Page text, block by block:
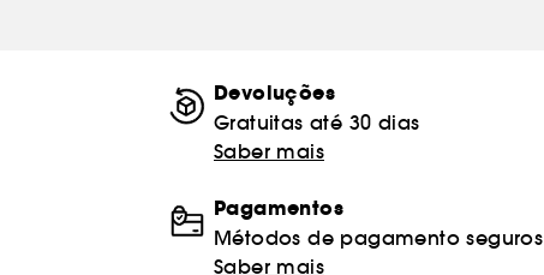
Devoluções
Gratuitas até 30 dias
Saber mais
Pagamentos
Métodos de pagamento seguros
Saber mais